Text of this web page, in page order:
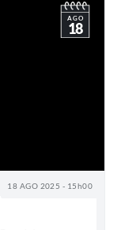
18 AGO 2025 - 15h00
AGO
18